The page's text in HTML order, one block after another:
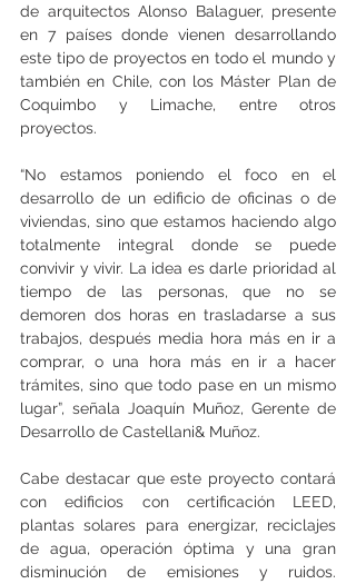
de arquitectos Alonso Balaguer, presente
en 7 países donde vienen desarrollando
este tipo de proyectos en todo el mundo y
también en Chile, con los Máster Plan de
Coquimbo y Limache, entre otros
proyectos.
“No estamos poniendo el foco en el
desarrollo de un edificio de oficinas o de
viviendas, sino que estamos haciendo algo
totalmente integral donde se puede
convivir y vivir. La idea es darle prioridad al
tiempo de las personas, que no se
demoren dos horas en trasladarse a sus
trabajos, después media hora más en ir a
comprar, o una hora más en ir a hacer
trámites, sino que todo pase en un mismo
lugar”, señala Joaquín Muñoz, Gerente de
Desarrollo de Castellani& Muñoz.
Cabe destacar que este proyecto contará
con edificios con certificación LEED,
plantas solares para energizar, reciclajes
de agua, operación óptima y una gran
disminución de emisiones y ruidos.